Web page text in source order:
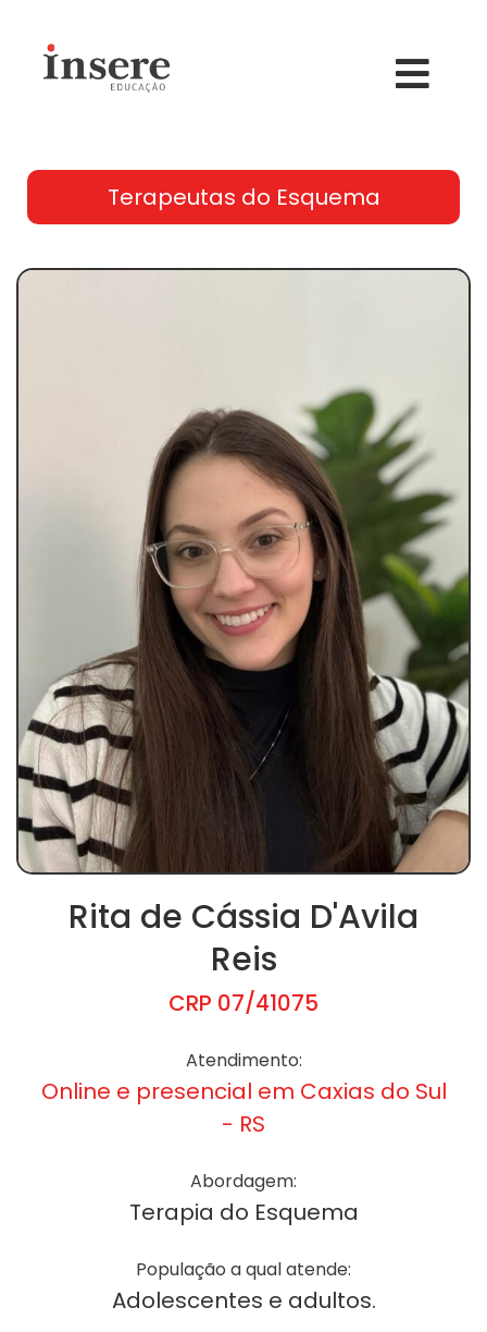
Terapeutas do Esquema
Rita de Cássia D'Avila
Reis
CRP 07/41075
Atendimento:
Online e presencial em Caxias do Sul
- RS
Abordagem:
Terapia do Esquema
População a qual atende:
Adolescentes e adultos.